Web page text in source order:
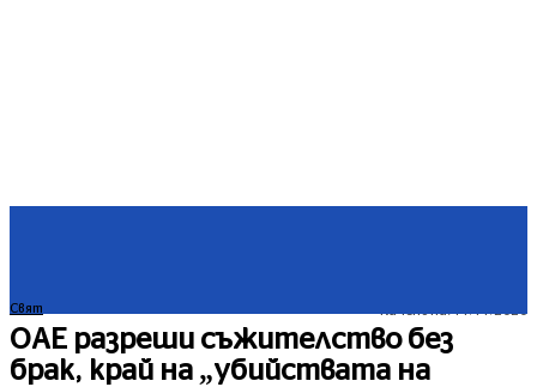
Свят
ОАЕ разреши съжителство без
брак, край на „убийствата на